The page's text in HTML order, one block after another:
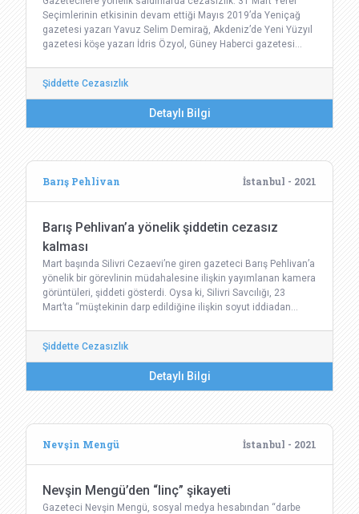
Seçimlerinin etkisinin devam ettiği Mayıs 2019’da Yeniçağ
gazetesi yazarı Yavuz Selim Demirağ, Akdeniz’de Yeni Yüzyıl
gazetesi köşe yazarı İdris Özyol, Güney Haberci gazetesi…
Şiddette Cezasızlık
Detaylı Bilgi
Barış Pehlivan İstanbul - 2021
Barış Pehlivan’a yönelik şiddetin cezasız
kalması
Mart başında Silivri Cezaevi’ne giren gazeteci Barış Pehlivan’a
yönelik bir görevlinin müdahalesine ilişkin yayımlanan kamera
görüntüleri, şiddeti gösterdi. Oysa ki, Silivri Savcılığı, 23
Mart’ta “müştekinin darp edildiğine ilişkin soyut iddiadan…
Şiddette Cezasızlık
Detaylı Bilgi
Nevşin Mengü İstanbul - 2021
Nevşin Mengü’den “linç” şikayeti
Gazeteci Nevşin Mengü, sosyal medya hesabından “darbe